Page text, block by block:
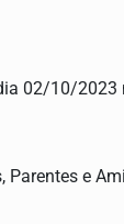
02/10/2023
Parentes e